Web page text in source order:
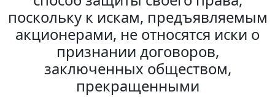
поскольку к искам, предъявляемым
акционерами, не относятся иски о
признании договоров,
заключенных обществом,
прекращенными